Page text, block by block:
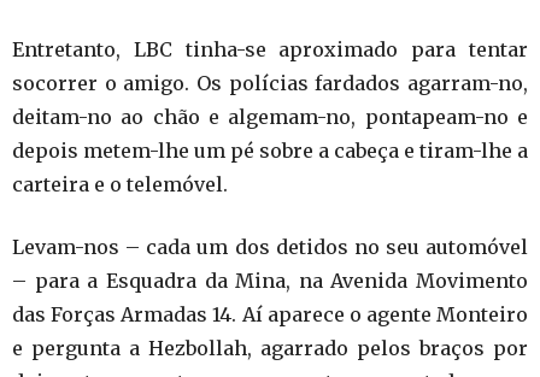
Entretanto, LBC tinha-se aproximado para tentar
socorrer o amigo. Os polícias fardados agarram-no,
deitam-no ao chão e algemam-no, pontapeam-no e
depois metem-lhe um pé sobre a cabeça e tiram-lhe a
carteira e o telemóvel.
Levam-nos – cada um dos detidos no seu automóvel
­– para a Esquadra da Mina, na Avenida Movimento
das Forças Armadas 14. Aí aparece o agente Monteiro
e pergunta a Hezbollah, agarrado pelos braços por